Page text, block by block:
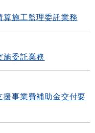
算施工監理委託業務
施委託業務
事業費補助金交付要